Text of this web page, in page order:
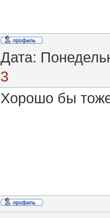
Дата:
3
Хорошо бы